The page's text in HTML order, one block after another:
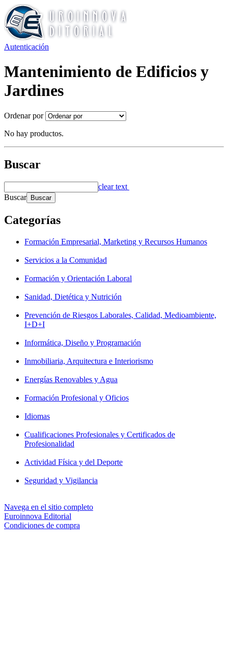
Autenticación
Mantenimiento de Edificios y
Jardines
Ordenar por
No hay productos.
Buscar
clear text
Buscar
Categorías
Formación Empresarial, Marketing y Recursos Humanos
Servicios a la Comunidad
Formación y Orientación Laboral
Sanidad, Dietética y Nutrición
Prevención de Riesgos Laborales, Calidad, Medioambiente,
I+D+I
Informática, Diseño y Programación
Inmobiliaria, Arquitectura e Interiorismo
Energías Renovables y Agua
Formación Profesional y Oficios
Idiomas
Cualificaciones Profesionales y Certificados de
Profesionalidad
Actividad Física y del Deporte
Seguridad y Vigilancia
Navega en el sitio completo
Euroinnova Editorial
Condiciones de compra